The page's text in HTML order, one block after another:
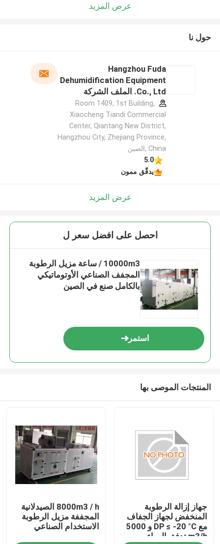
الصفحة الرئيسية
منتجات
معلومات عنا
عرض المزيد
حول نا
Hangzhou Fuda
Dehumidification Equipment
Co., Ltd. الملف الشركة
المصنعة
Room 1409, 1st Building,
Xiaocheng Tiandi Commercial
Center, Qiantang New District,
Hangzhou City, Zhejiang Province,
China ,الصين
5.0
يدقّق ممون
عرض المزيد
احصل على افضل سعر ل
10000m3 / ساعة مزيل الرطوبة
المجفف الصناعي الأوتوماتيكي
بالكامل صنع في الصين
استمر
المنتجات الموصى بها
جهاز إزالة الرطوبة
المنخفض لجهاز الجفاف
مع DP ≤ -20 °C و 5000
m3/h تدفق الهواء
8000m3 / h الصيدلانية
المجففة مزيل الرطوبة
الاستخدام الصناعي